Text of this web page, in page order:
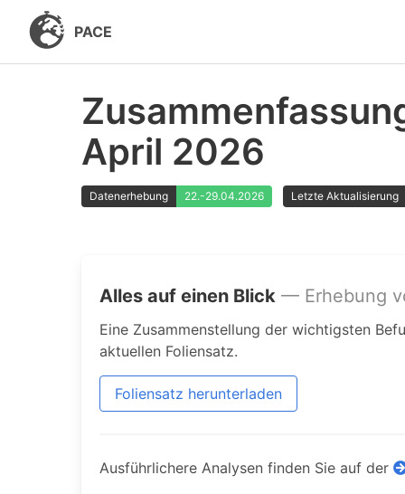
PACE
April 2026
Datenerhebung 22.-29.04.2026 Letzte Aktualisierung
Alles auf einen Blick — Erhebung
Eine Zusammenstellung der wichtigsten
aktuellen Foliensatz.
Foliensatz herunterladen
Ausführlichere Analysen finden Sie auf der